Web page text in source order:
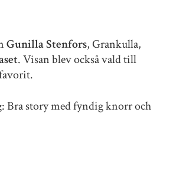
Gunilla Stenfors, Grankulla,
. Visan blev också vald till
Bra story med fyndig knorr och